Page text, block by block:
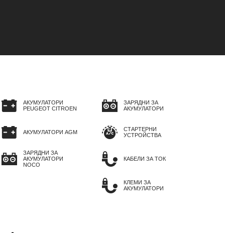
АКУМУЛАТОРИ
PEUGEOT CITROEN
АКУМУЛАТОРИ AGM
ЗАРЯДНИ ЗА
АКУМУЛАТОРИ
NOCO
ЗАРЯДНИ ЗА
АКУМУЛАТОРИ
СТАРТЕРНИ
УСТРОЙСТВА
КАБЕЛИ ЗА ТОК
КЛЕМИ ЗА
АКУМУЛАТОРИ